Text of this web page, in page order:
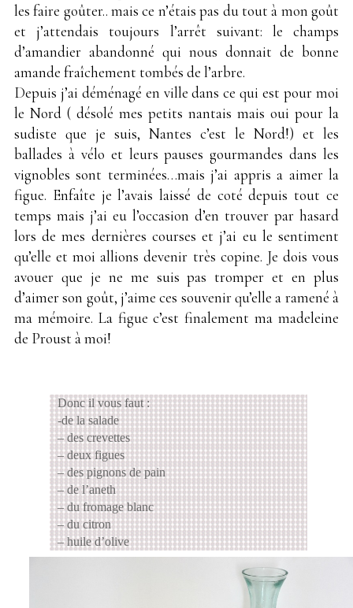
les faire goûter.. mais ce n’étais pas du tout à mon goût
et j’attendais toujours l’arrêt suivant: le champs
d’amandier abandonné qui nous donnait de bonne
amande fraîchement tombés de l’arbre.
Depuis j’ai déménagé en ville dans ce qui est pour moi
le Nord ( désolé mes petits nantais mais oui pour la
sudiste que je suis, Nantes c’est le Nord!) et les
ballades à vélo et leurs pauses gourmandes dans les
vignobles sont terminées…mais j’ai appris a aimer la
figue. Enfaîte je l’avais laissé de coté depuis tout ce
temps mais j’ai eu l’occasion d’en trouver par hasard
lors de mes dernières courses et j’ai eu le sentiment
qu’elle et moi allions devenir très copine. Je dois vous
avouer que je ne me suis pas tromper et en plus
d’aimer son goût, j’aime ces souvenir qu’elle a ramené à
ma mémoire. La figue c’est finalement ma madeleine
de Proust à moi!
Donc il vous faut :
-de la salade
– des crevettes
– deux figues
– des pignons de pain
– de l’aneth
– du fromage blanc
– du citron
– huile d’olive